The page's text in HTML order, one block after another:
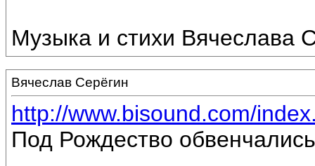
Музыка и стихи Вячеслава
Вячеслав Серёгин
http://www.bisound.com/
Под Рождество